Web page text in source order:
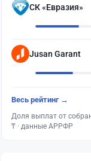
СК «Евразия»
Jusan Garant
Весь рейтинг →
Доля выплат от
₸ · данные АРРФР